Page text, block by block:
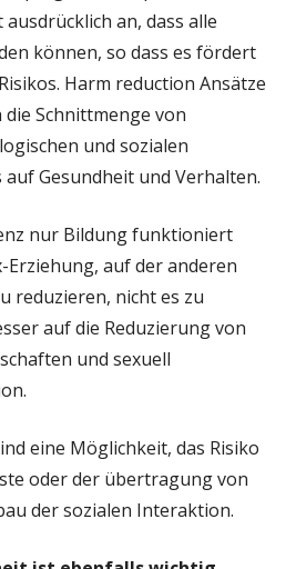
an, dass alle
können, so dass es fördert
Harm reduction Ansätze
Schnittmenge von
und sozialen
auf Gesundheit und Verhalten.
nur Bildung funktioniert
Erziehung, auf der anderen
reduzieren, nicht es zu
auf die Reduzierung von
und sexuell
eine Möglichkeit, das Risiko
oder der übertragung von
der sozialen Interaktion.